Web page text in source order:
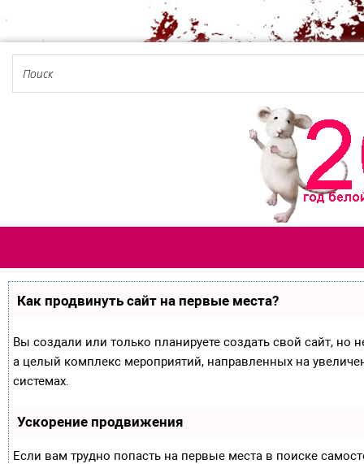
Как продвинуть сайт на первые места?
Вы создали или только планируете создать свой сайт, но
а целый комплекс мероприятий, направленных на
системах.
Ускорение продвижения
Если вам трудно попасть на первые места в поиске